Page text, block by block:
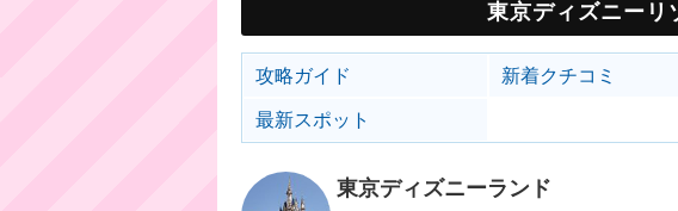
東京ディズニーリ
攻略ガイド 新着クチコミ
最新スポット
東京ディズニーランド